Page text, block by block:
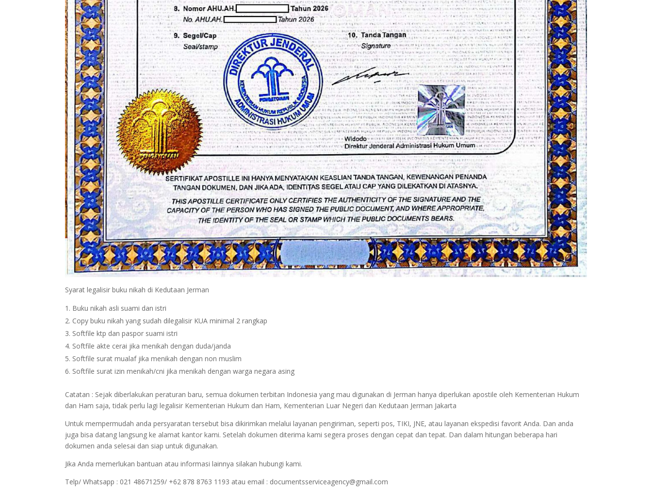
Syarat legalisir buku nikah di Kedutaan Jerman
Buku nikah asli suami dan istri
Copy buku nikah yang sudah dilegalisir KUA minimal 2 rangkap
Softfile ktp dan paspor suami istri
Softfile akte cerai jika menikah dengan duda/janda
Softfile surat mualaf jika menikah dengan non muslim
Softfile surat izin menikah/cni jika menikah dengan warga negara asing
Catatan : Sejak diberlakukan peraturan baru, semua dokumen terbitan Indonesia yang mau digunakan di Jerman hanya diperlukan apostile oleh Kementerian Hukum
dan Ham saja, tidak perlu lagi legalisir Kementerian Hukum dan Ham, Kementerian Luar Negeri dan Kedutaan Jerman Jakarta
Untuk mempermudah anda persyaratan tersebut bisa dikirimkan melalui layanan pengiriman, seperti pos, TIKI, JNE, atau layanan ekspedisi favorit Anda. Dan anda
juga bisa datang langsung ke alamat kantor kami. Setelah dokumen diterima kami segera proses dengan cepat dan tepat. Dan dalam hitungan beberapa hari
dokumen anda selesai dan siap untuk digunakan.
Jika Anda memerlukan bantuan atau informasi lainnya silakan hubungi kami.
Telp/ Whatsapp : 021 48671259/ +62 878 8763 1193 atau email : documentsserviceagency@gmail.com